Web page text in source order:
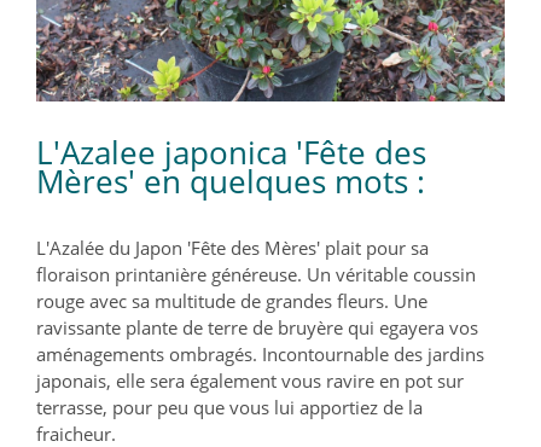
L'Azalee japonica 'Fête des
Mères' en quelques mots :
L'Azalée du Japon 'Fête des Mères' plait pour sa
floraison printanière généreuse. Un véritable coussin
rouge avec sa multitude de grandes fleurs. Une
ravissante plante de terre de bruyère qui egayera vos
aménagements ombragés. Incontournable des jardins
japonais, elle sera également vous ravire en pot sur
terrasse, pour peu que vous lui apportiez de la
fraicheur.